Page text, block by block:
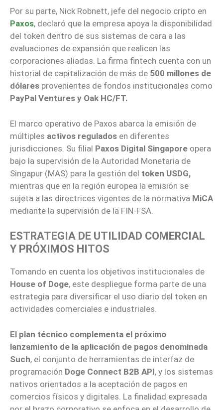
Por su parte, Nick Robnett, jefe del negocio cripto en
Paxos, declaró que la empresa apoya la disponibilidad
del token dentro de sus sistemas de cara a las
evaluaciones de expansión que realicen las
corporaciones aliadas. La firma fintech cuenta con un
historial de capitalización de más de 500 millones de
dólares provenientes de fondos institucionales como
PayPal Ventures y Oak HC/FT.
El marco operativo de Paxos abarca la emisión de
múltiples activos regulados en diferentes
jurisdicciones. Su filial Paxos Digital Singapore opera
bajo la supervisión de la Autoridad Monetaria de
Singapur (MAS) para la gestión del token USDG,
mientras que en la región europea la emisión se
sujeta a las directrices vigentes de la normativa MiCA
mediante la supervisión de la FIN-FSA.
ESTRATEGIA DE UTILIDAD COMERCIAL
Y PRÓXIMOS HITOS
Tomando en cuenta los objetivos institucionales de
House of Doge, este despliegue forma parte de una
estrategia para diversificar el uso diario del token en
actividades comerciales e industriales.
El plan técnico complementa el próximo
lanzamiento de la aplicación de pagos denominada
Such, el conjunto de herramientas de interfaz de
programación Doge Connect B2B API, y los sistemas
nativos orientados a la aceptación de pagos en
comercios físicos y digitales. La finalidad expresada